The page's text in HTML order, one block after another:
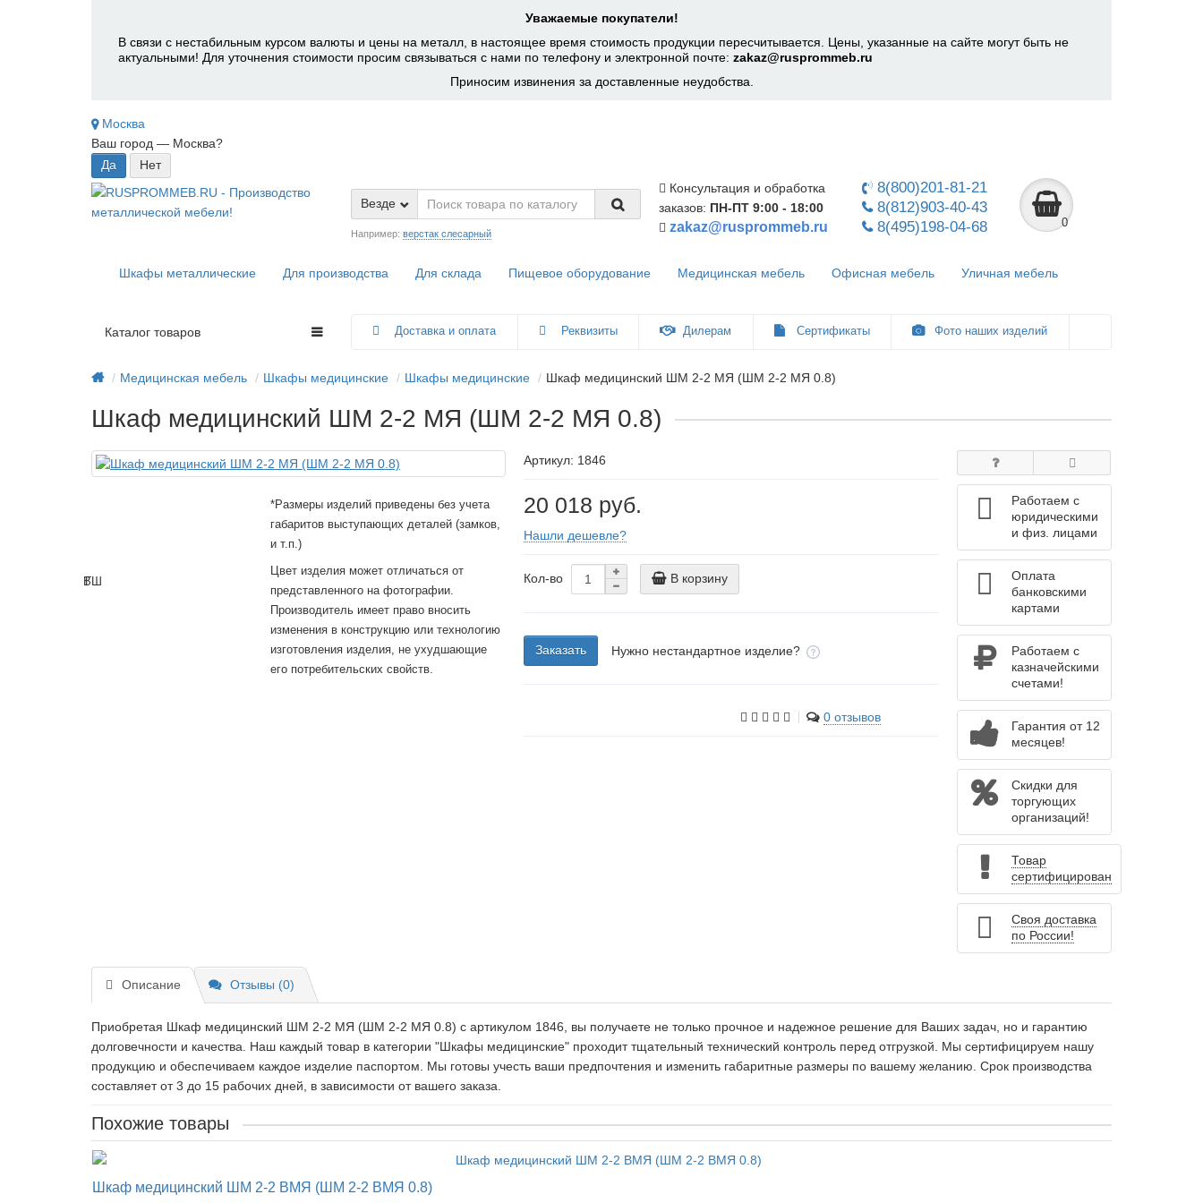
Уважаемые покупатели!
В связи с нестабильным курсом валюты и цены на металл, в настоящее время стоимость продукции пересчитывается. Цены, указанные на сайте могут быть не
актуальными! Для уточнения стоимости просим связываться с нами по телефону и электронной почте: zakaz@rusprommeb.ru
Приносим извинения за доставленные неудобства.
Москва
Ваш город — Москва?
Везде
Например: верстак слесарный
Консультация и обработка
заказов: ПН-ПТ 9:00 - 18:00
zakaz@rusprommeb.ru
8(800)201-81-21
8(812)903-40-43
8(495)198-04-68
0
Шкафы металлические Для производства Для склада Пищевое оборудование Медицинская мебель Офисная мебель Уличная мебель
Доставка и оплата Реквизиты Дилерам Сертификаты Фото наших изделий
Каталог товаров
Медицинская мебель Шкафы медицинские Шкафы медицинские Шкаф медицинский ШМ 2-2 МЯ (ШМ 2-2 МЯ 0.8)
Шкаф медицинский ШМ 2-2 МЯ (ШМ 2-2 МЯ 0.8)
Ш
В
Г
*Размеры изделий приведены без учета
габаритов выступающих деталей (замков,
и т.п.)
Цвет изделия может отличаться от
представленного на фотографии.
Производитель имеет право вносить
изменения в конструкцию или технологию
изготовления изделия, не ухудшающие
его потребительских свойств.
Артикул: 1846
20 018 руб.
Нашли дешевле?
Кол-во В корзину
Заказать Нужно нестандартное изделие?
0 отзывов
Работаем с
юридическими
и физ. лицами
Оплата
банковскими
картами
Работаем с
казначейскими
счетами!
Гарантия от 12
месяцев!
Скидки для
торгующих
организаций!
Товар
сертифицирован
Своя доставка
по России!
Описание Отзывы (0)
Приобретая Шкаф медицинский ШМ 2-2 МЯ (ШМ 2-2 МЯ 0.8) c артикулом 1846, вы получаете не только прочное и надежное решение для Ваших задач, но и гарантию
долговечности и качества. Наш каждый товар в категории "Шкафы медицинские" проходит тщательный технический контроль перед отгрузкой. Мы сертифицируем нашу
продукцию и обеспечиваем каждое изделие паспортом. Мы готовы учесть ваши предпочтения и изменить габаритные размеры по вашему желанию. Срок производства
составляет от 3 до 15 рабочих дней, в зависимости от вашего заказа.
Похожие товары
Шкаф медицинский ШМ 2-2 ВМЯ (ШМ 2-2 ВМЯ 0.8)